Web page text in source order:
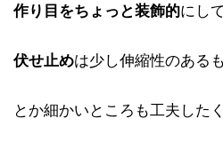
作り目をちょっと装飾的にし
伏せ止めは少し伸縮性のある
とか細かいところも工夫した